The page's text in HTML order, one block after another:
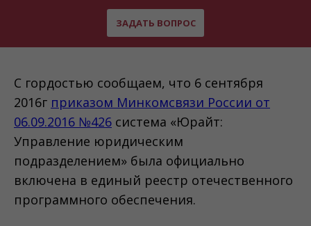
ЗАДАТЬ ВОПРОС
С гордостью сообщаем, что 6 сентября
2016г приказом Минкомсвязи России от
06.09.2016 №426 система «Юрайт:
Управление юридическим
подразделением» была официально
включена в единый реестр отечественного
программного обеспечения.